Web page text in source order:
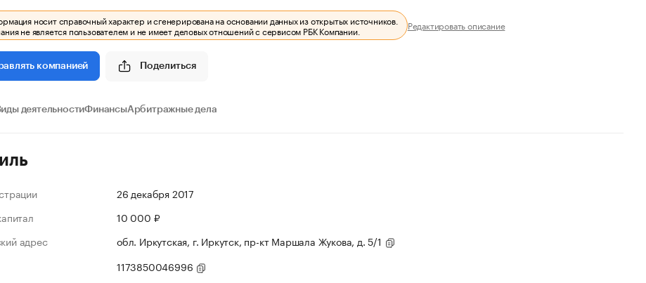
носит справочный характер и сгенерирована на основании данных из открытых источников.
не является пользователем и не имеет деловых отношений с сервисом РБК Компании. Редактировать описание
компанией Поделиться
деятельностиФинансыАрбитражные дела
26 декабря 2017
10 000 ₽
адрес
обл. Иркутская, г. Иркутск, пр-кт Маршала Жукова, д. 5/1
1173850046996